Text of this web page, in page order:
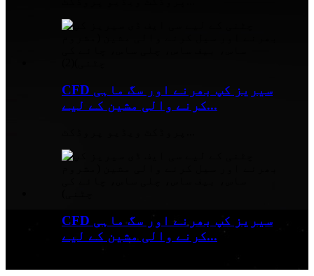
CFD سیریز کپ بھرنے اور سگ ماہی
کرنے والی مشین کے لیے...
CFD سیریز کپ بھرنے اور سگ ماہی
کرنے والی مشین کے لیے...